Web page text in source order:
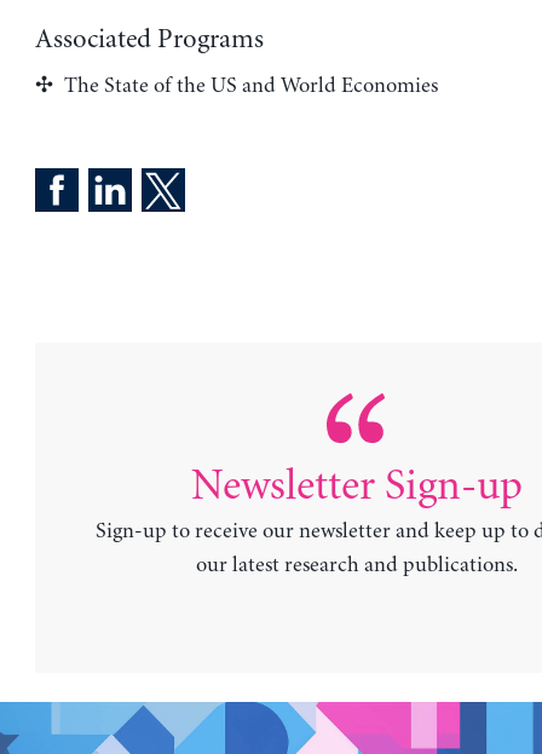
Associated Programs
The State of the US and World Economies
Newsletter Sign-up
Sign-up to receive our newsletter and keep up to
our latest research and publications.